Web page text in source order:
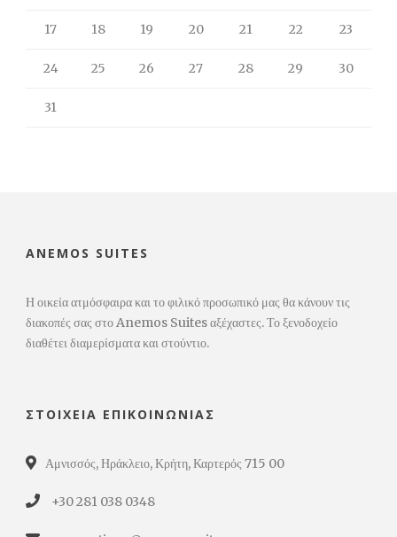
17 18 19 20 21 22 23
24 25 26 27 28 29 30
31
ANEMOS SUITES
Η οικεία ατμόσφαιρα και το φιλικό προσωπικό μας θα κάνουν τις
διακοπές σας στο Anemos Suites αξέχαστες. Το ξενοδοχείο
διαθέτει διαμερίσματα και στούντιο.
ΣΤΟΙΧΕΊΑ ΕΠΙΚΟΙΝΩΝΊΑΣ
Αμνισσός, Ηράκλειο, Κρήτη, Καρτερός 715 00
+30 281 038 0348